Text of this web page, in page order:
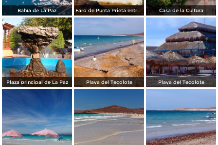
Bahía de La Paz Faro de Punta Prieta entre la Paz y Pichilingue Casa de la Cultura
Plaza principal de La Paz Playa del Tecolote Playa del Tecolote